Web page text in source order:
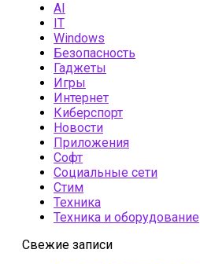
AI
IT
Windows
Безопасность
Гаджеты
Игры
Интернет
Киберспорт
Новости
Приложения
Софт
Социальные сети
Стим
Техника
Техника и оборудование
Свежие записи